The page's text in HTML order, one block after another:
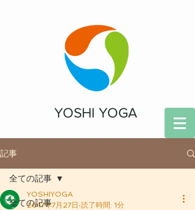
YOSHI YOGA
記事
全ての記事
全ての記事
YOSHIYOGA
2017年7月27日 読了時間: 1分